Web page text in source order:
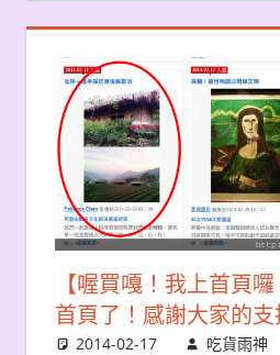
【喔買嘎！我上首頁
首頁了！感謝大家的支
2014-02-17 吃貨雨神